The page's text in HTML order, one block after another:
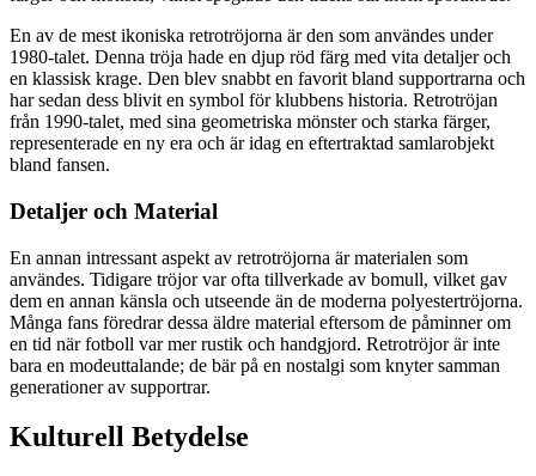
En av de mest ikoniska retrotröjorna är den som användes under
1980-talet. Denna tröja hade en djup röd färg med vita detaljer och
en klassisk krage. Den blev snabbt en favorit bland supportrarna och
har sedan dess blivit en symbol för klubbens historia. Retrotröjan
från 1990-talet, med sina geometriska mönster och starka färger,
representerade en ny era och är idag en eftertraktad samlarobjekt
bland fansen.
Detaljer och Material
En annan intressant aspekt av retrotröjorna är materialen som
användes. Tidigare tröjor var ofta tillverkade av bomull, vilket gav
dem en annan känsla och utseende än de moderna polyestertröjorna.
Många fans föredrar dessa äldre material eftersom de påminner om
en tid när fotboll var mer rustik och handgjord. Retrotröjor är inte
bara en modeuttalande; de bär på en nostalgi som knyter samman
generationer av supportrar.
Kulturell Betydelse